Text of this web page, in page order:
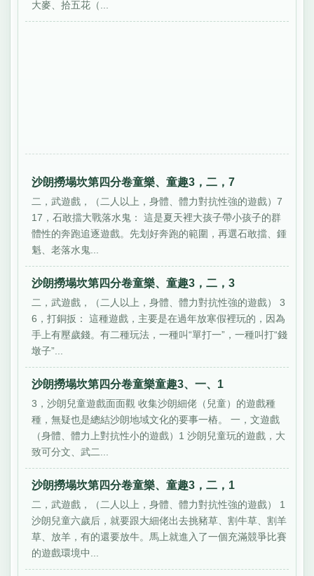
大麥、拾五花（...
沙朗撈塌坎第四分卷童樂、童趣3，二，7
二，武遊戲，（二人以上，身體、體力對抗性強的遊戲）7
17，石敢擋大戰落水鬼： 這是夏天裡大孩子帶小孩子的群
體性的奔跑追逐遊戲。先划好奔跑的範圍，再選石敢擋、鍾
魁、老落水鬼...
沙朗撈塌坎第四分卷童樂、童趣3，二，3
二，武遊戲，（二人以上，身體、體力對抗性強的遊戲） 3
6，打銅扳： 這種遊戲，主要是在過年放寒假裡玩的，因為
手上有壓歲錢。有二種玩法，一種叫“單打一”，一種叫打“錢
墩子”...
沙朗撈塌坎第四分卷童樂童趣3、一、1
3，沙朗兒童遊戲面面觀 收集沙朗細佬（兒童）的遊戲種
種，無疑也是總結沙朗地域文化的要事一樁。 一，文遊戲
（身體、體力上對抗性小的遊戲）1 沙朗兒童玩的遊戲，大
致可分文、武二...
沙朗撈塌坎第四分卷童樂、童趣3，二，1
二，武遊戲，（二人以上，身體、體力對抗性強的遊戲） 1
沙朗兒童六歲后，就要跟大細佬出去挑豬草、割牛草、割羊
草、放羊，有的還要放牛。馬上就進入了一個充滿競爭比賽
的遊戲環境中...